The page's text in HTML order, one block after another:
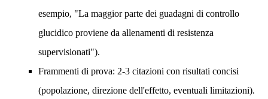
esempio, "La maggior parte dei guadagni di controllo
glucidico proviene da allenamenti di resistenza
supervisionati").
Frammenti di prova: 2-3 citazioni con risultati concisi
(popolazione, direzione dell'effetto, eventuali limitazioni).